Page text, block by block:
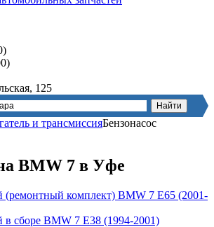
125
и трансмиссияБензонасос
BMW 7 в Уфе